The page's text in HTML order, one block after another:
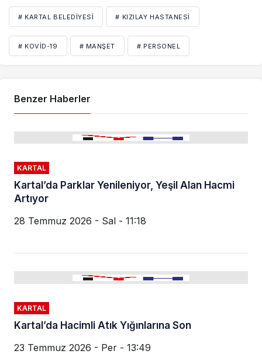
# KARTAL BELEDIYESI # KIZILAY HASTANESI
# KOVID-19 # MANŞET # PERSONEL
Benzer Haberler
KARTAL
Kartal’da Parklar Yenileniyor, Yeşil Alan Hacmi
Artıyor
28 Temmuz 2026 - Sal - 11:18
KARTAL
Kartal’da Hacimli Atık Yığınlarına Son
23 Temmuz 2026 - Per - 13:49